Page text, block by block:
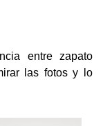
entre zapato
las fotos y lo